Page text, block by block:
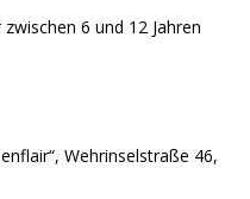
6 und 12 Jahren
Wehrinselstraße 46,